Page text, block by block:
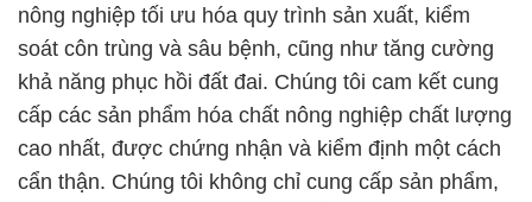
nông nghiệp tối ưu hóa quy trình sản xuất, kiểm
soát côn trùng và sâu bệnh, cũng như tăng cường
khả năng phục hồi đất đai. Chúng tôi cam kết cung
cấp các sản phẩm hóa chất nông nghiệp chất lượng
cao nhất, được chứng nhận và kiểm định một cách
cẩn thận. Chúng tôi không chỉ cung cấp sản phẩm,